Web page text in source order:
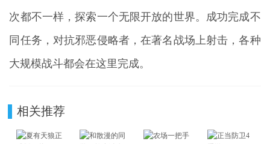
次都不一样，探索一个无限开放的世界。成功完成不
同任务，对抗邪恶侵略者，在著名战场上射击，各种
大规模战斗都会在这里完成。
相关推荐